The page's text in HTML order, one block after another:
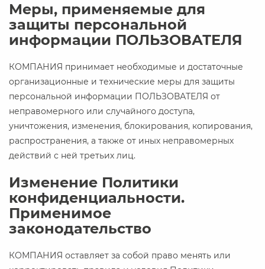
Меры, применяемые для
защиты персональной
информации ПОЛЬЗОВАТЕЛЯ
КОМПАНИЯ принимает необходимые и достаточные
организационные и технические меры для защиты
персональной информации ПОЛЬЗОВАТЕЛЯ от
неправомерного или случайного доступа,
уничтожения, изменения, блокирования, копирования,
распространения, а также от иных неправомерных
действий с ней третьих лиц.
Изменение Политики
конфиденциальности.
Применимое
законодательство
КОМПАНИЯ оставляет за собой право менять или